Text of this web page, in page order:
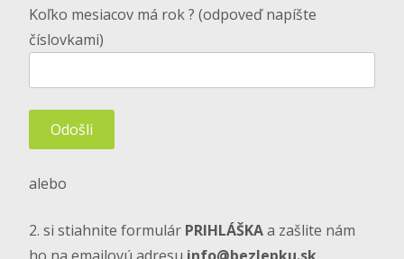
Koľko mesiacov má rok ? (odpoveď napíšte
číslovkami)
alebo
2. si stiahnite formulár PRIHLÁŠKAa zašlite nám